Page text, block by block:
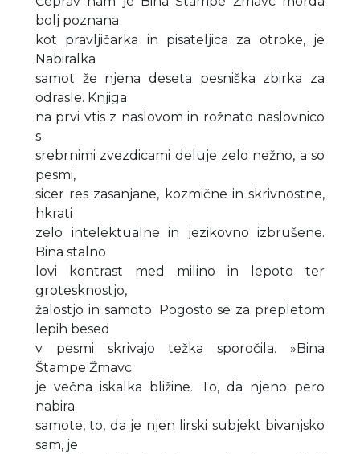
bolj poznana
kot pravljičarka in pisateljica za otroke, je
Nabiralka
samot že njena deseta pesniška zbirka za
odrasle. Knjiga
na prvi vtis z naslovom in rožnato naslovnico
s
srebrnimi zvezdicami deluje zelo nežno, a so
pesmi,
sicer res zasanjane, kozmične in skrivnostne,
hkrati
zelo intelektualne in jezikovno izbrušene.
Bina stalno
lovi kontrast med milino in lepoto ter
grotesknostjo,
žalostjo in samoto. Pogosto se za prepletom
lepih besed
v pesmi skrivajo težka sporočila. »Bina
Štampe Žmavc
je večna iskalka bližine. To, da njeno pero
nabira
samote, to, da je njen lirski subjekt bivanjsko
sam, je